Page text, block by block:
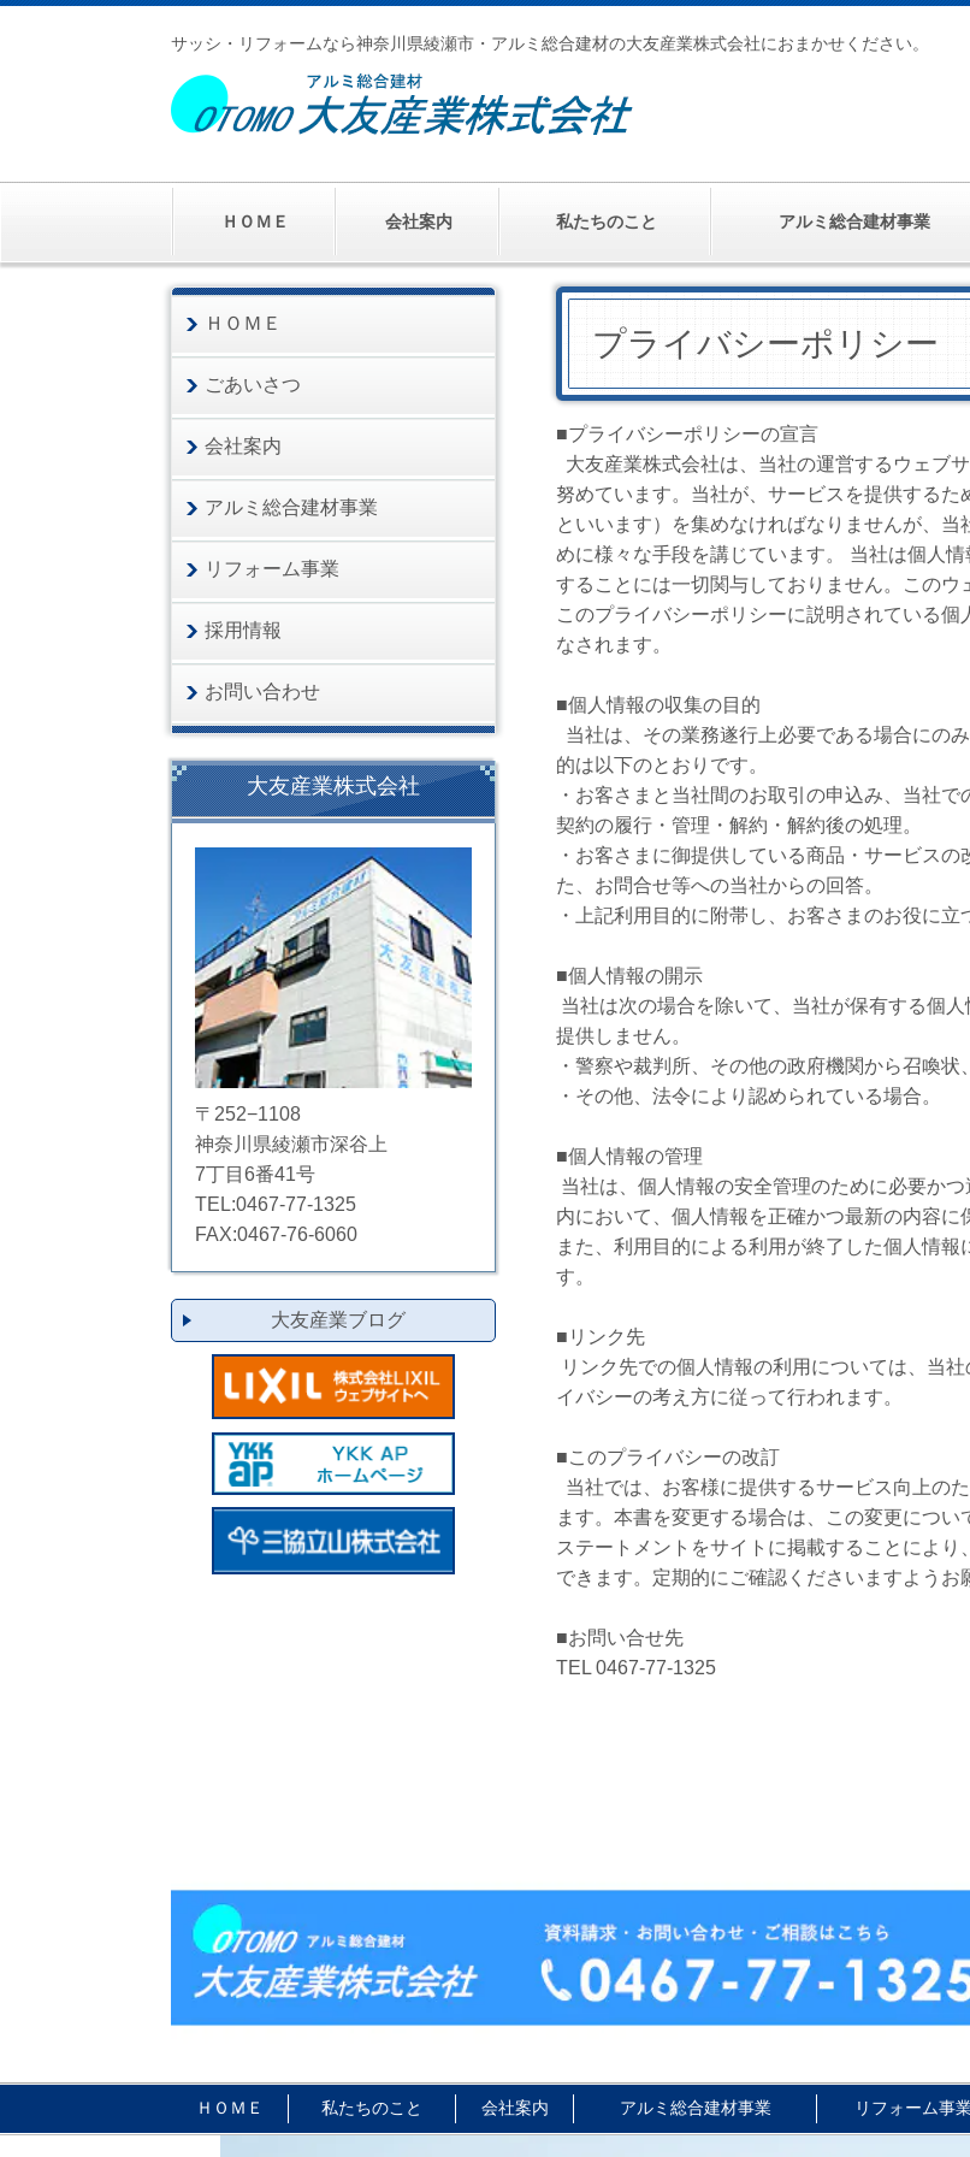
サッシ・リフォームなら神奈川県綾瀬市・アルミ総合建材の大友産業株式会社におまかせください。
ＨＯＭＥ 会社案内 私たちのこと アルミ総合建材事業
プライバシーポリシー
■プライバシーポリシーの宣言
大友産業株式会社は、当社の運営するウェブ
努めています。当社が、サービスを提供するた
といいます）を集めなければなりませんが、
めに様々な手段を講じています。 当社は個人
することには一切関与しておりません。この
このプライバシーポリシーに説明されている
なされます。
■個人情報の収集の目的
当社は、その業務遂行上必要である場合にの
的は以下のとおりです。
・お客さまと当社間のお取引の申込み、当社
契約の履行・管理・解約・解約後の処理。
・お客さまに御提供している商品・サービス
た、お問合せ等への当社からの回答。
・上記利用目的に附帯し、お客さまのお役に
■個人情報の開示
当社は次の場合を除いて、当社が保有する個
提供しません。
・警察や裁判所、その他の政府機関から召喚
・その他、法令により認められている場合。
■個人情報の管理
当社は、個人情報の安全管理のために必要か
内において、個人情報を正確かつ最新の内容に
また、利用目的による利用が終了した個人情
す。
■リンク先
リンク先での個人情報の利用については、当
イバシーの考え方に従って行われます。
■このプライバシーの改訂
当社では、お客様に提供するサービス向上の
ます。本書を変更する場合は、この変更につ
ステートメントをサイトに掲載することによ
できます。定期的にご確認くださいますようお
■お問い合せ先
TEL 0467-77-1325
ＨＯＭＥ
ごあいさつ
会社案内
アルミ総合建材事業
リフォーム事業
採用情報
お問い合わせ
大友産業株式会社
〒252−1108
神奈川県綾瀬市深谷上
7丁目6番41号
TEL:0467-77-1325
FAX:0467-76-6060
大友産業ブログ
ＨＯＭＥ 私たちのこと 会社案内 アルミ総合建材事業 リフォーム事